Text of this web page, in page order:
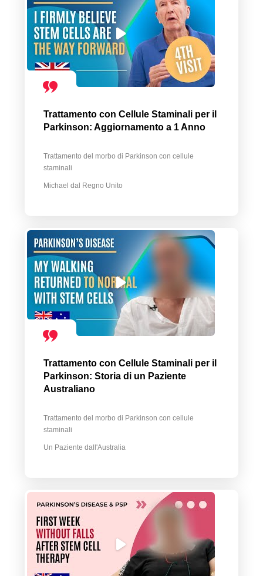
Trattamento con Cellule Staminali per il
Parkinson: Aggiornamento a 1 Anno
Trattamento del morbo di Parkinson con cellule
staminali
Michael dal Regno Unito
Trattamento con Cellule Staminali per il
Parkinson: Storia di un Paziente
Australiano
Trattamento del morbo di Parkinson con cellule
staminali
Un Paziente dall'Australia